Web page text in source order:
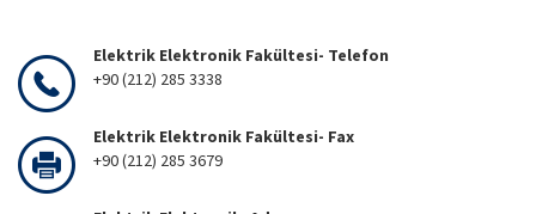
Elektrik Elektronik Fakültesi- Telefon
+90 (212) 285 3338
Elektrik Elektronik Fakültesi- Fax
+90 (212) 285 3679